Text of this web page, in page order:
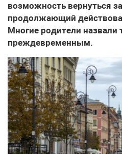
возможность вернуться
продолжающий
Многие родители назвали
преждевременным.